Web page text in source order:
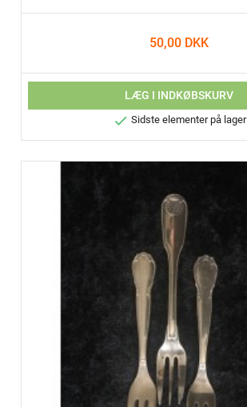
50,00 DKK
LÆG I INDKØBSKURV
 Sidste elementer på lager